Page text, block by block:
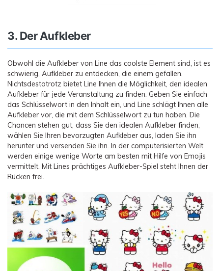
3. Der Aufkleber
Obwohl die Aufkleber von Line das coolste Element sind, ist es
schwierig, Aufkleber zu entdecken, die einem gefallen.
Nichtsdestotrotz bietet Line Ihnen die Möglichkeit, den idealen
Aufkleber für jede Veranstaltung zu finden. Geben Sie einfach
das Schlüsselwort in den Inhalt ein, und Line schlägt Ihnen alle
Aufkleber vor, die mit dem Schlüsselwort zu tun haben. Die
Chancen stehen gut, dass Sie den idealen Aufkleber finden;
wählen Sie Ihren bevorzugten Aufkleber aus, laden Sie ihn
herunter und versenden Sie ihn. In der computerisierten Welt
werden einige wenige Worte am besten mit Hilfe von Emojis
vermittelt. Mit Lines prächtiges Aufkleber-Spiel steht Ihnen der
Rücken frei.